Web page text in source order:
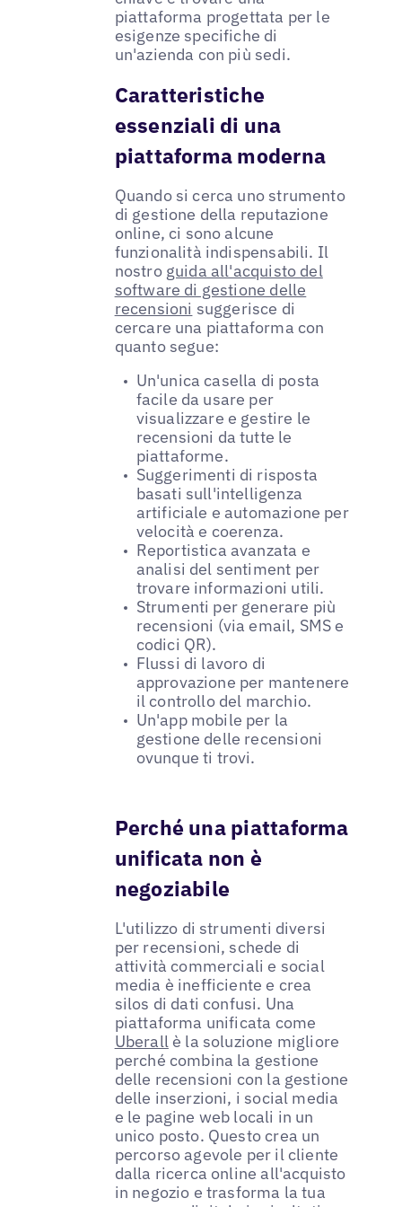
piattaforma progettata per le
esigenze specifiche di
un'azienda con più sedi.
Caratteristiche
essenziali di una
piattaforma moderna
Quando si cerca uno strumento
di gestione della reputazione
online, ci sono alcune
funzionalità indispensabili. Il
nostro guida all'acquisto del
software di gestione delle
recensioni suggerisce di
cercare una piattaforma con
quanto segue:
Un'unica casella di posta
facile da usare per
visualizzare e gestire le
recensioni da tutte le
piattaforme.
Suggerimenti di risposta
basati sull'intelligenza
artificiale e automazione per
velocità e coerenza.
Reportistica avanzata e
analisi del sentiment per
trovare informazioni utili.
Strumenti per generare più
recensioni (via email, SMS e
codici QR).
Flussi di lavoro di
approvazione per mantenere
il controllo del marchio.
Un'app mobile per la
gestione delle recensioni
ovunque ti trovi.
Perché una piattaforma
unificata non è
negoziabile
L'utilizzo di strumenti diversi
per recensioni, schede di
attività commerciali e social
media è inefficiente e crea
silos di dati confusi. Una
piattaforma unificata come
Uberallè la soluzione migliore
perché combina la gestione
delle recensioni con la gestione
delle inserzioni, i social media
e le pagine web locali in un
unico posto. Questo crea un
percorso agevole per il cliente
dalla ricerca online all'acquisto
in negozio e trasforma la tua